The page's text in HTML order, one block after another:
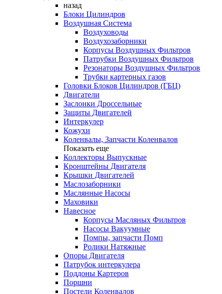
назад
Блоки Цилиндров
Воздушная Система
Воздуховоды
Воздухозаборники
Корпусы Воздушных Фильтров
Патрубки Воздушных Фильтров
Резонаторы Воздушных Фильтров
Трубки картерных газов
Головки Блоков Цилиндров (ГБЦ)
Двигатели
Заслонки Дроссельные
Защиты Двигателей
Интеркулер
Кожухи
Коленвалы, Запчасти Коленвалов
Показать еще
Коллекторы Выпускные
Кронштейны Двигателя
Крышки Двигателей
Маслозаборники
Маслянные Насосы
Маховики
Навесное
Корпусы Масляных Фильтров
Насосы Вакуумные
Помпы, запчасти Помп
Ролики Натяжные
Опоры Двигателя
Патрубок интеркулера
Поддоны Картеров
Поршни
Постели Коленвалов